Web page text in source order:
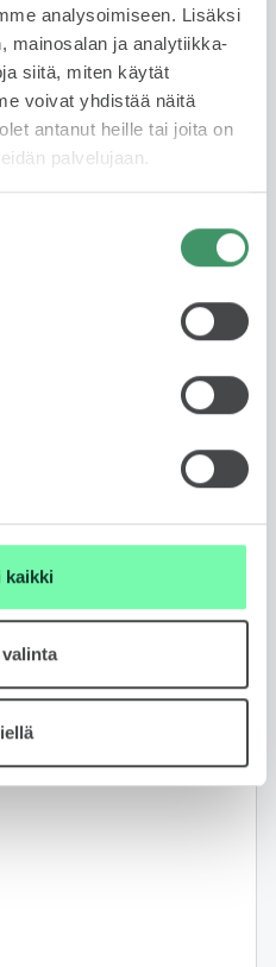
analysoimiseen. Lisäksi
mainosalan ja analytiikka-
siitä, miten käytät
voivat yhdistää näitä
antanut heille tai joita on
palvelujaan.
kaikki
valinta, jos haluat ajaa
liittyviä
aikaa. Sopimuskausi
10 tkm, 15 tkm tai 20
huolettoman tavan
et omistuksesta.